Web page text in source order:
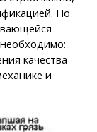
Но
качества
и